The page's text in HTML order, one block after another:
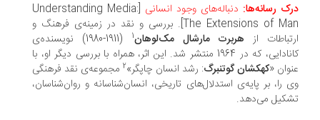
رسانه‌ها:دنباله‌های وجود انسانی [Understanding Media:
The Extensions of Man]. بررسی و نقد در زمینه‌ی فرهنگ و
ازهربرت مارشال مک‌لوهان1
(1911-1980) نویسنده‌ی
کانادایی، که در 1964 منتشر شد. این اثر، همراه با بررسی دیگر او، با
«کهکشان گوتنبرگ: رشد انسان چاپگر» 2مجموعه‌ی نقد فرهنگی
را، بر پایه‌ی استدلال‌های تاریخی، انسان‌شناسانه و روان‌شناسان،
می‌دهد.